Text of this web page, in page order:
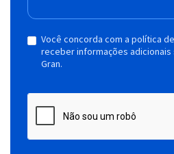
Você concorda com a política
receber informações
Gran.